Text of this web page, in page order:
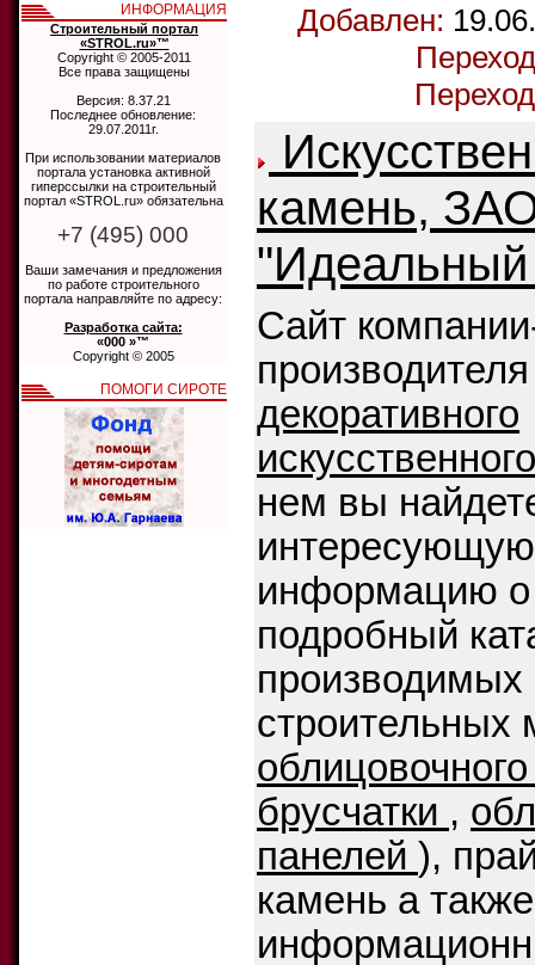
Добавлен:
камень,
Сайт
производителя
декоративного
нем вы
информацию о
подробный
производимых
строительных
брусчатки ,
панелей ),
камень а
ИНФОРМАЦИЯ
Строительный портал
«STROL.ru»™
Copyright © 2005-2011
Все права защищены
Версия: 8.37.21
Последнее обновление:
29.07.2011г.
При использовании материалов
портала установка активной
гиперссылки на строительный
портал «STROL.ru» обязательна
+7 (495) 000
Ваши замечания и предложения
по работе строительного
портала направляйте по адресу:
Разработка сайта:
«000 »™
Copyright © 2005
ПОМОГИ СИРОТЕ